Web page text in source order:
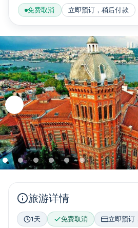
旅游详情
1天 免费取消 立即预订
免费取消 立即预订，稍后付款